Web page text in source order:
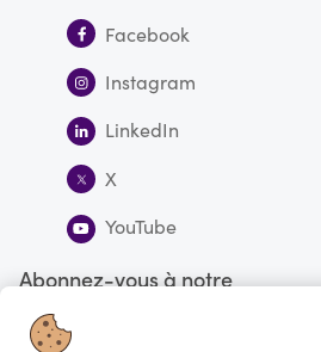
Facebook
Instagram
LinkedIn
X
YouTube
Abonnez-vous à notre
infolettre